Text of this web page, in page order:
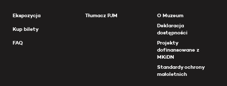
Ekspozycja
Kup bilety
FAQ
Tłumacz PJM
O Muzeum
Deklaracja
dostępności
Projekty
dofinansowane z
MKiDN
Standardy ochrony
małoletnich